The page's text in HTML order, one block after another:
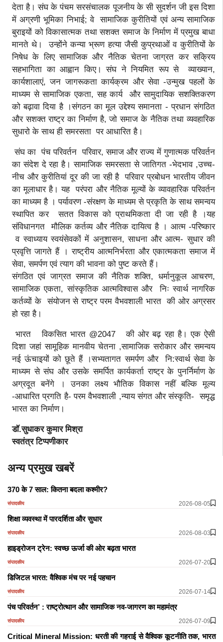
देता है। संघ के पंचम सरसंचालक पूजनीय के सी सुदर्शन जी इस दिशा
में अग्रणी भूमिका निभाई; वे सामाजिक कुरीतियों एवं अन्य सामाजिक
बुराइयों को विकासात्मक तथा सशक्त समाज के निर्माण में प्रमुख बाधा
मानते थे। उन्होंने कन्या भ्रूण हत्या जैसी कुप्रथाओं व कुरीतियों के
निषेध के लिए सामाजिक और नैतिक चेतना जाग्रत कर सक्रिय
सहभागिता का आह्वान किए। संघ ने नियमित रूप से व्याख्यान,
कार्यशालाएं, जन जागरूकता कार्यक्रम और सेवा -उन्मुख पहलों के
माध्यम से सामाजिक एकता, सह कार्य और सामुदायिक सशक्तिकरण
को बढ़ावा दिया है ।संगठन का मूल उद्देश्य समानता - प्रधान संगठित
और सशक्त राष्ट्र का निर्माण है, जो समाज के नैतिक तथा व्यवहारिक
सुधारो के साथ ही समरसता पर आधारित है।
संघ का पंच परिवर्तन परिवार, समाज और राज्य में गुणात्मक परिवर्तन
का संदेश दे रहा है। सामाजिक समरसता से जातिगत -भेदभाव ,उच्च-
नीच और कुरीतियां दूर की जा रही है परिवार प्रबोधन भारतीय जीवन
का मूलाधार है। यह परंपरा और नैतिक मूल्यों के व्यावहारिक परिवर्तन
का माध्यम है । पर्यावरण -संरक्षण के माध्यम से प्रकृति के साथ समन्वय
स्थापित कर सतत विकास को प्राथमिकता दी जा रही है ।यह
संविधानगत मौलिक कर्तव्य और नैतिक दायित्व है । आत्म -परिष्कार
व स्वाध्याय स्वयंसेवकों में अनुशासन, साधना और आत्म- सुधार की
प्रवृत्ति जागते हैं । राष्ट्रीय आत्मनिर्भरता और एकात्मकता समाज में
सेवा, समर्पण एवं त्याग की भावना को पुष्ट करते हैं।
संगठित एवं जाग्रत समाज की नैतिक शक्ति, धर्मानुकूल आचरण,
सामाजिक एकता, सांस्कृतिक आत्मविश्वास और निः स्वार्थ नागरिक
कर्तव्यों के संयोजन से राष्ट्र परम वैभवशाली भारत की ओर अग्रसर
हो रहा है।
भारत विकसित भारत @2047 की ओर बढ़ रहा है। एक ऐसी
दिशा जहां सामूहिक मानवीय चेतना ,सामाजिक सरोकार और समन्वय
नई ऊंचाइयों को छूते हैं ।सभ्यतागत समर्पण और नि:स्वार्थ सेवा के
माध्यम से संघ और उसके समर्पित कार्यकर्ता राष्ट्र के पुनर्निर्माण के
अग्रदूत बनेंगे । उनका लक्ष्य भौतिक विकास नहीं बल्कि मूल्य
-आधारित प्रगति है- परम वैभवशाली ,न्याय संगत और संस्कृति- समृद्ध
भारत का निर्माण।
डॉ.सुधाकर कुमार मिश्रा
स्वतंत्र टिप्पणीकार
अन्य प्रमुख खबरें
370 के 7 साल: कितना बदला कश्मीर?
संपादकीय 2026-08-05
शिक्षा व्यवस्था में पारदर्शिता और सुधार
संपादकीय 2026-08-03
हाइड्रोजन ट्रेन: स्वच्छ ऊर्जा की ओर बढ़ता भारत
संपादकीय 2026-07-20
डिजिटल भारत: वैश्विक मंच पर नई पहचान
संपादकीय 2026-07-14
पंच परिवर्तन’ : राष्ट्रोत्थान और सामाजिक नव-जागरण का महामंत्र
संपादकीय 2026-07-09
Critical Mineral Mission: धरती की गहराई से वैश्विक कूटनीति तक, भारत